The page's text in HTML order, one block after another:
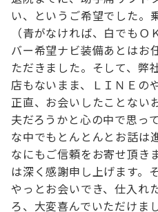
い、というご希望でした。
（青がなければ、白でもＯＫ
バー希望ナビ装備あとはお
ただきました。 そして、弊
店もないまま、ＬＩＮＥの
正直、お会いしたことない
夫だろうかと心の中で思っ
な中でもとんとんとお話は
なにもご信頼をお寄せ頂き
は深く感謝申し上げます。
やっとお会いでき、仕入れ
ろ、大変喜んでいただけまし